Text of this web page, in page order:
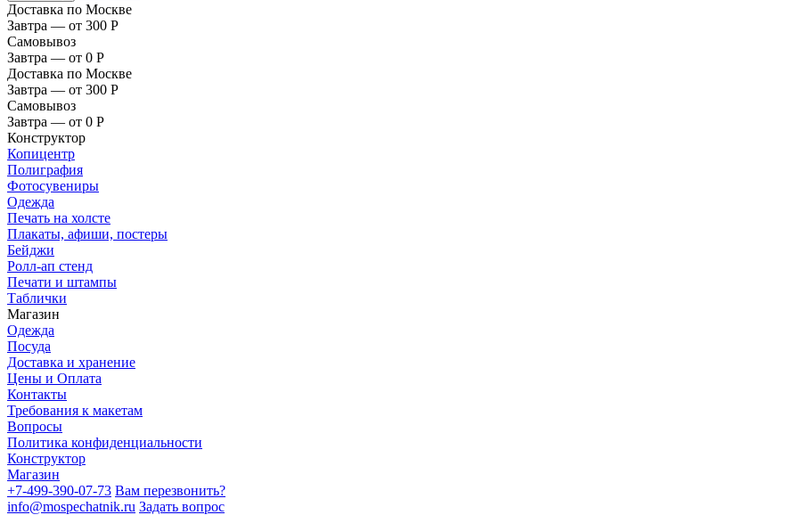
Доставка по Москве
Завтра — от 300 Р
Самовывоз
Завтра — от 0 Р
Доставка по Москве
Завтра — от 300 Р
Самовывоз
Завтра — от 0 Р
Конструктор
Копицентр
Полиграфия
Фотосувениры
Одежда
Печать на холсте
Плакаты, афиши, постеры
Бейджи
Ролл-ап стенд
Печати и штампы
Таблички
Магазин
Одежда
Посуда
Доставка и хранение
Цены и Оплата
Контакты
Требования к макетам
Вопросы
Политика конфиденциальности
Конструктор
Магазин
+7-499-390-07-73 Вам перезвонить?
info@mospechatnik.ru Задать вопрос